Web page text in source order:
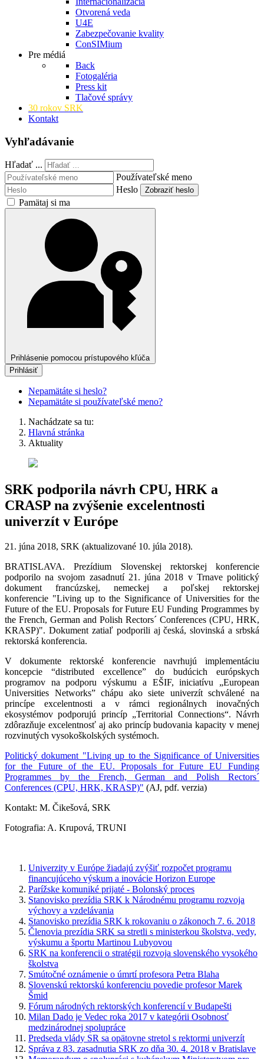
Otvorená veda
U4E
Zabezpečovanie kvality
ConSIMium
Pre médiá
Back
Fotogaléria
Press kit
Tlačové správy
30 rokov SRK
Kontakt
Vyhľadávanie
Hľadať ...
Používateľské meno
Heslo
Zobraziť heslo
Pamätaj si ma
Prihlásenie pomocou prístupového kľúča
Prihlásiť
Nepamätáte si heslo?
Nepamätáte si používateľské meno?
Nachádzate sa tu:
Hlavná stránka
Aktuality
SRK podporila návrh CPU, HRK a
CRASP na zvýšenie excelentnosti
univerzít v Európe
21. júna 2018, SRK (aktualizované 10. júla 2018).
BRATISLAVA. Prezídium Slovenskej rektorskej konferencie
podporilo na svojom zasadnutí 21. júna 2018 v Trnave politický
dokument francúzskej, nemeckej a poľskej rektorskej
konferencie "Living up to the Significance of Universities for the
Future of the EU. Proposals for Future EU Funding Programmes by
the French, German and Polish Rectors´ Conferences (CPU, HRK,
KRASP)". Dokument zatiaľ podporili aj česká, slovinská a srbská
rektorská konferencia.
V dokumente rektorské konferencie navrhujú implementáciu
koncepcie “distributed excellence” do budúcich európskych
programov na podporu výskumu a EŠIF, iniciatívu „European
Universities Networks” chápu ako siete univerzít schválené na
princípe excelentnosti a v rámci regionálnych inovačných
ekosystémov podporujú princíp „Territorial Connections“. Návrh
zdôrazňuje excelentnosť aj ako princíp budovania kapacity v menej
rozvinutých vysokoškolských systémoch.
Politický dokument "Living up to the Significance of Universities
for the Future of the EU. Proposals for Future EU Funding
Programmes by the French, German and Polish Rectors´
Conferences (CPU, HRK, KRASP)" (AJ, pdf. verzia)
Kontakt: M. Čikešová, SRK
Fotografia: A. Krupová, TRUNI
Univerzity v Európe žiadajú zvýšiť rozpočet programu
financujúceho výskum a inovácie Horizon Europe
Parížske komuniké prijaté - Bolonský proces
Stanovisko prezídia SRK k Národnému programu rozvoja
výchovy a vzdelávania
Stanovisko prezídia SRK k rokovaniu o zákonoch 7. 6. 2018
Členovia prezídia SRK sa stretli s ministerkou školstva, vedy,
výskumu a športu Martinou Lubyovou
SRK na konferencii o stratégii rozvoja slovenského vysokého
školstva
Smútočné oznámenie o úmrtí profesora Petra Blaha
Slovenskú rektorskú konferenciu povedie profesor Marek
Šmid
Fórum národných rektorských konferencií v Budapešti
Milan Dado je Vedec roka 2017 v kategórii Osobnosť
medzinárodnej spolupráce
Predseda vlády SR sa opätovne stretol s rektormi univerzít
Správa z 83. zasadnutia SRK zo dňa 30. 4. 2018 v Bratislave